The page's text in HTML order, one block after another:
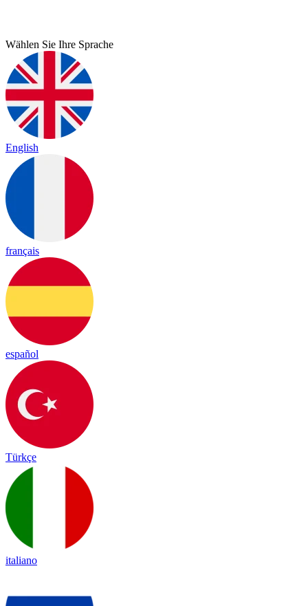
Wählen Sie Ihre Sprache
English
français
español
Türkçe
italiano